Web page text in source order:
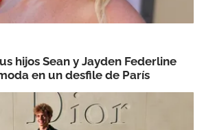
hijos Sean y Jayden Federline
en un desfile de París